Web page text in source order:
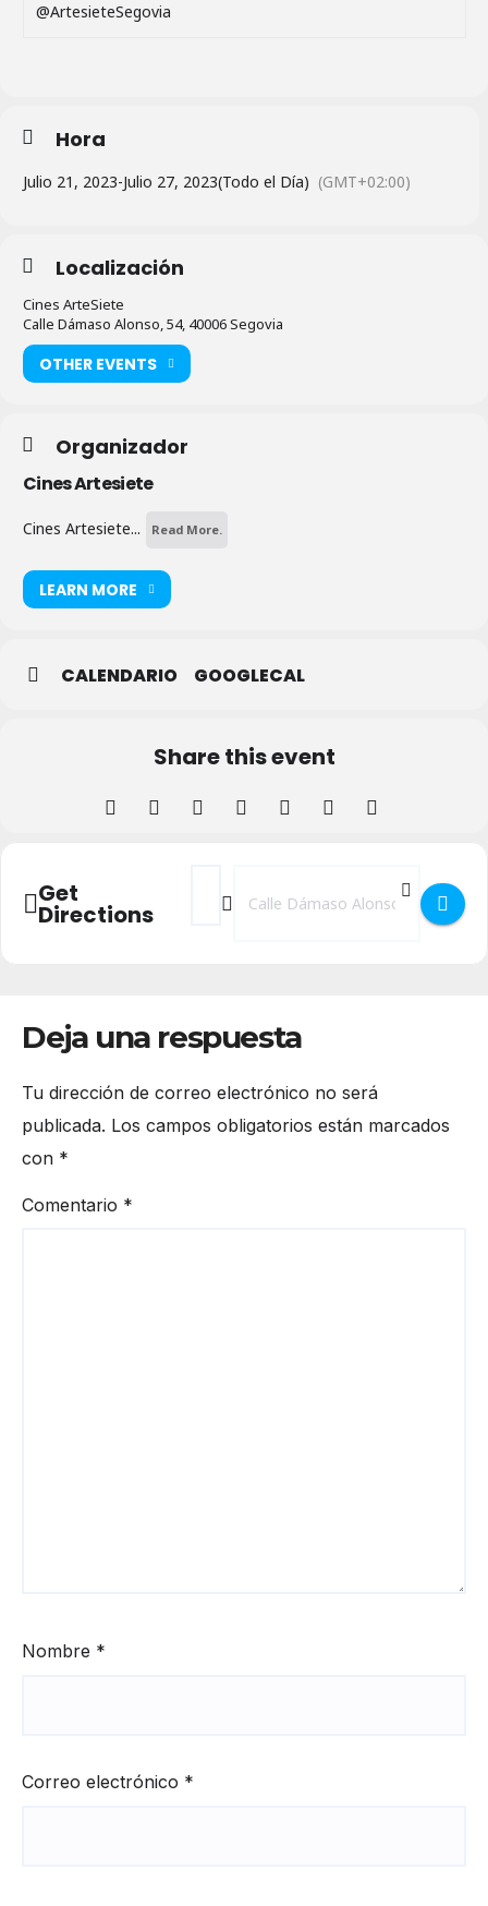
@ArtesieteSegovia
Hora
Julio 21, 2023-Julio 27, 2023(Todo el Día) (GMT+02:00)
Localización
Cines ArteSiete
Calle Dámaso Alonso, 54, 40006 Segovia
OTHER EVENTS
Organizador
Cines Artesiete
Cines Artesiete... Read More.
LEARN MORE
CALENDARIO GOOGLECAL
Share this event
Get
Directions
Address - Cartelera Cines Artesiete []
Destination Address - Cartelera
Deja una respuesta
Tu dirección de correo electrónico no será
publicada. Los campos obligatorios están marcados
con *
Comentario *
Nombre *
Correo electrónico *